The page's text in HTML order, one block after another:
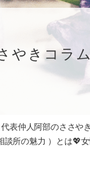
やきコラ
代表仲人阿部のささや
談所の魅力 ）とは💖